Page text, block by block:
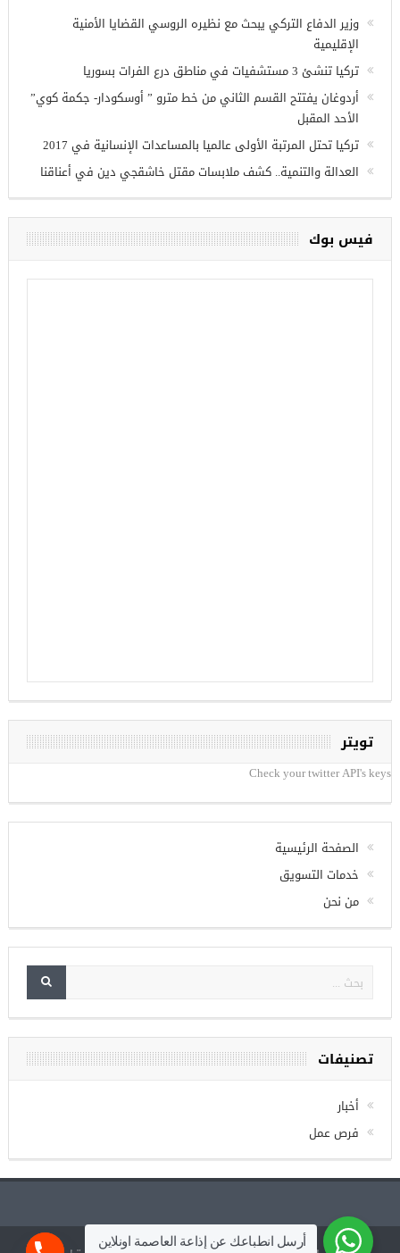
أحدث المقالات
وزير الدفاع التركي يبحث مع نظيره الروسي القضايا الأمنية
الإقليمية
تركيا تنشئ 3 مستشفيات في مناطق درع الفرات بسوريا
أردوغان يفتتح القسم الثاني من خط مترو ” أوسكودار- جكمة كوي”
تركيا تحتل المرتبة الأولى عالميا بالمساعدات الإنسانية في 2017
العدالة والتنمية.. كشف ملابسات مقتل خاشقجي دين في أعناقنا
Check your twitter API's keys
خدمات التسويق
من نحن
تصنيفات
أخبار
أرسل انطباعك عن إذاعة العاصمة اونلاين